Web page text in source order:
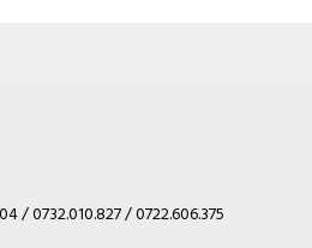
/ 0732.010.827 / 0722.606.375